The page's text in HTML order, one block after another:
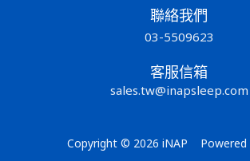
聯絡我們
03-5509623
客服信箱
sales.tw@inapsleep.com
Copyright © 2026 iNAP Powered